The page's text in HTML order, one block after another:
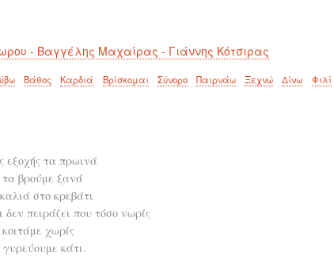
- Βαγγέλης Μαχαίρας - Γιάννης Κότσιρας
Βάθος Καρδιά Βρίσκομαι Σύνορο Παιρνάω Ξεχνώ Δίνω Φιλί
εξοχής τα πρωινά
βρούμε ξανά
στο κρεβάτι
δεν πειράζει που τόσο νωρίς
χωρίς
κάτι.